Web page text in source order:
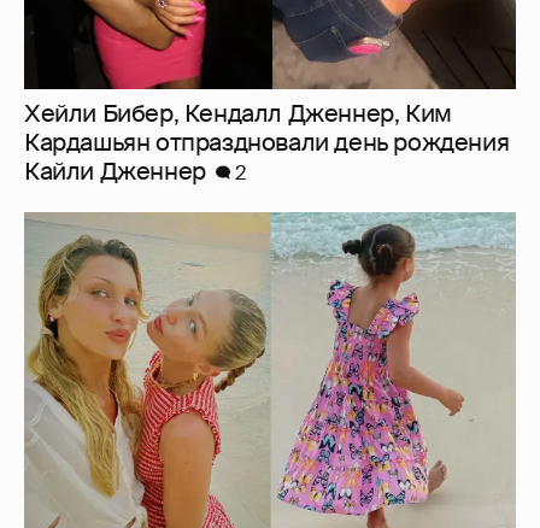
Хейли Бибер, Кендалл Дженнер, Ким
Кардашьян отпраздновали день рождения
Кайли Дженнер
2